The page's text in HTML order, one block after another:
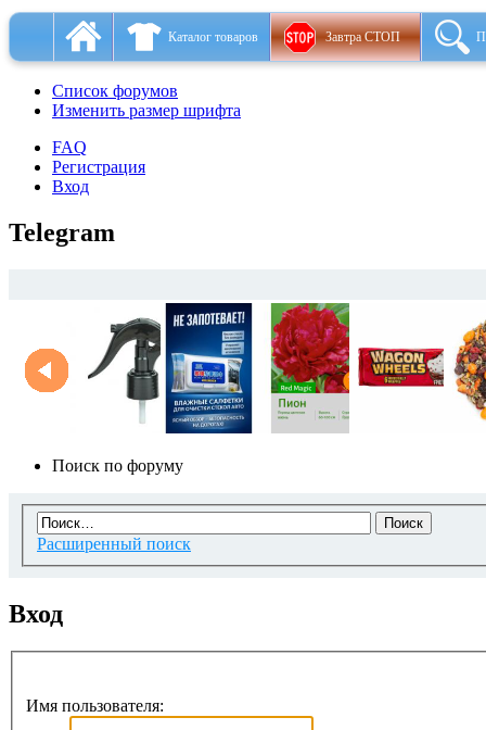
Каталог товаров Завтра СТОП
Список форумов
Изменить размер шрифта
FAQ
Регистрация
Вход
Telegram
Поиск по форуму
Расширенный поиск
Вход
Имя пользователя: